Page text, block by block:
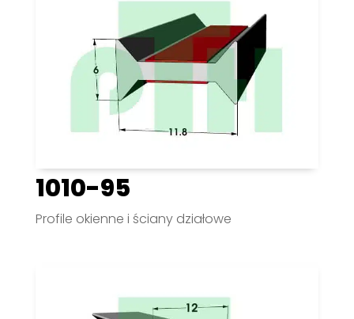
1010-95
Profile okienne i ściany działowe